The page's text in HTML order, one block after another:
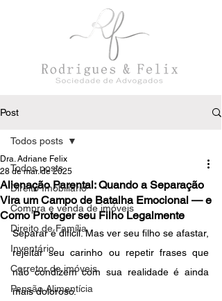
Post
Todos posts
Direito Imobiliário
Compra e venda de imóveis
Direito de Família
Inventário
Corretor de imóveis
Pensão Alimentícia
Todos posts
Alienação Parental: Quando a Separação
Vira um Campo de Batalha Emocional — e
Como Proteger seu Filho Legalmente
Dra. Adriane Felix
28 de mar. de 2025
Separar é difícil. Mas ver seu filho se afastar,
rejeitar seu carinho ou repetir frases que
não condizem com sua realidade é ainda
mais doloroso.